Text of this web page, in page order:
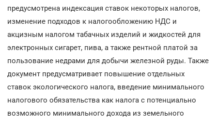
предусмотрена индексация ставок некоторых налогов,
изменение подходов к налогообложению НДС и
акцизным налогом табачных изделий и жидкостей для
электронных сигарет, пива, а также рентной платой за
пользование недрами для добычи железной руды. Также
документ предусматривает повышение отдельных
ставок экологического налога, введение минимального
налогового обязательства как налога с потенциально
возможного минимального дохода из земельного